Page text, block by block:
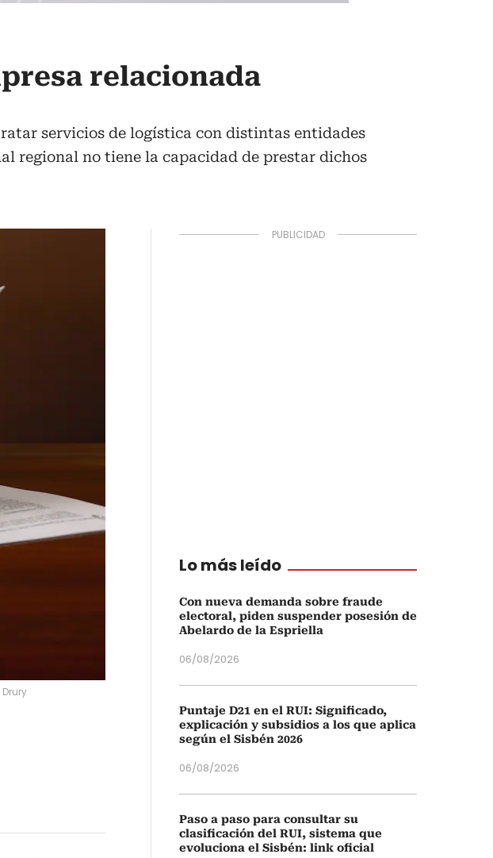
relacionada
servicios de logística con distintas entidades
regional no tiene la capacidad de prestar dichos
Lo más leído
Con nueva demanda sobre fraude
electoral, piden suspender posesión de
Abelardo de la Espriella
06/08/2026
Puntaje D21 en el RUI: Significado,
explicación y subsidios a los que aplica
según el Sisbén 2026
06/08/2026
Paso a paso para consultar su
clasificación del RUI, sistema que
evoluciona el Sisbén: link oficial